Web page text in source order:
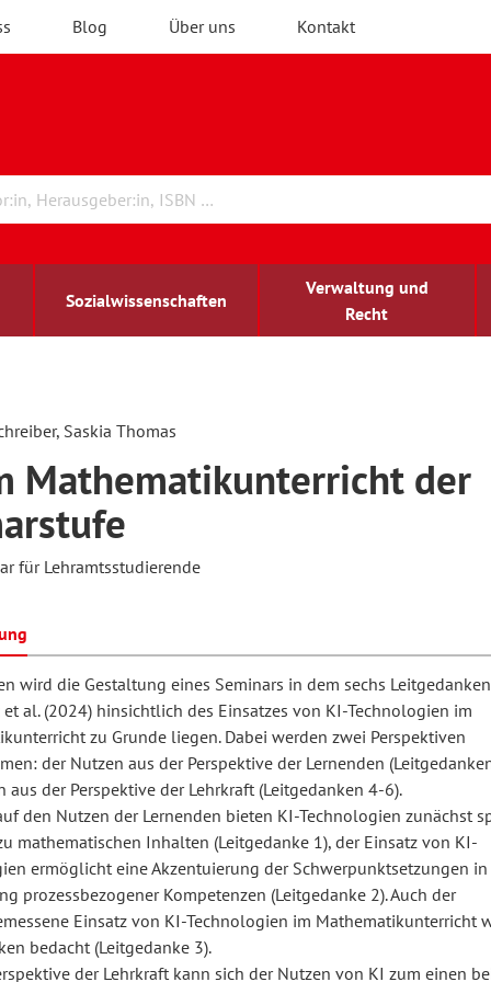
Blog Über uns Kontakt
Sozialwissenschaften
Verwaltung und
Recht
BildungBildung
Schule und Unterricht
und Wissenschaft
Arbeit
und
forum
Erwachsenenbildung
für
Saskia Thomas
Mathematikunterricht der
für Lehramtsstudierende
wird die Gestaltung eines Seminars in dem sechs
al. (2024) hinsichtlich des Einsatzes von KI-Technologien im
zu Grunde liegen. Dabei werden zwei Perspektiven
der Nutzen aus der Perspektive der Lernenden
aus der Perspektive der Lehrkraft (Leitgedanken 4-6).
den Nutzen der Lernenden bieten KI-Technologien zunächst
mathematischen Inhalten (Leitgedanke 1), der Einsatz von KI-
ermöglicht eine Akzentuierung der Schwerpunktsetzungen in
prozessbezogener Kompetenzen (Leitgedanke 2). Auch der
Einsatz von KI-Technologien im Mathematikunterricht
bedacht (Leitgedanke 3).
der Lehrkraft kann sich der Nutzen von KI zum einen